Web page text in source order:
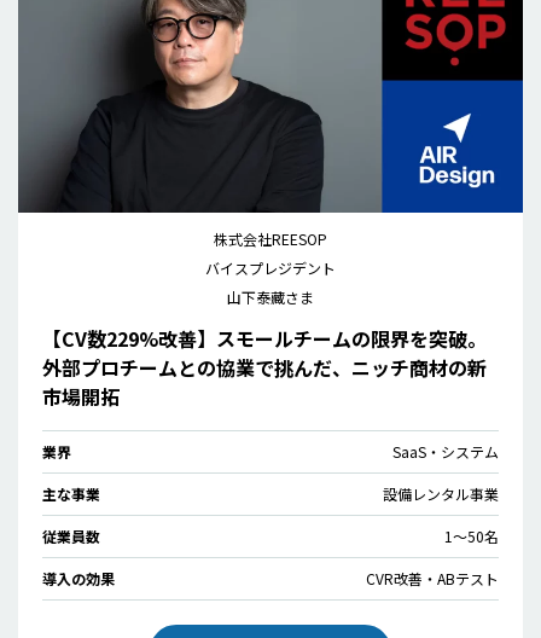
株式会社REESOP
バイスプレジデント
山下泰藏さま
【CV数229%改善】スモールチームの限界を突破。
外部プロチームとの協業で挑んだ、ニッチ商材の新
市場開拓
業界 SaaS・システム
主な事業 設備レンタル事業
従業員数 1〜50名
導入の効果 CVR改善・ABテスト